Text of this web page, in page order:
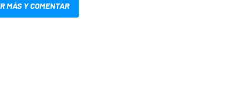
MÁS Y COMENTAR